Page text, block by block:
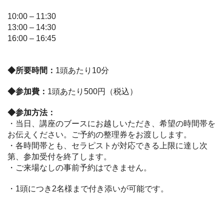
10:00 – 11:30
13:00 – 14:30
16:00 – 16:45
◆所要時間： 1頭あたり10分
◆参加費： 1頭あたり500円（税込）
◆参加方法：
・当日、講座のブースにお越しいただき、希望の時間帯を
お伝えください。ご予約の整理券をお渡しします。
・各時間帯とも、セラピストが対応できる上限に達し次
第、参加受付を終了します。
・ご来場なしの事前予約はできません。
・1頭につき2名様まで付き添いが可能です。